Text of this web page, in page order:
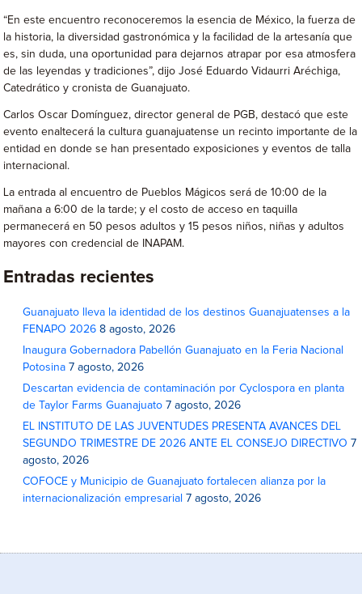
“En este encuentro reconoceremos la esencia de México, la fuerza de
la historia, la diversidad gastronómica y la facilidad de la artesanía que
es, sin duda, una oportunidad para dejarnos atrapar por esa atmosfera
de las leyendas y tradiciones”, dijo José Eduardo Vidaurri Aréchiga,
Catedrático y cronista de Guanajuato.
Carlos Oscar Domínguez, director general de PGB, destacó que este
evento enaltecerá la cultura guanajuatense un recinto importante de la
entidad en donde se han presentado exposiciones y eventos de talla
internacional.
La entrada al encuentro de Pueblos Mágicos será de 10:00 de la
mañana a 6:00 de la tarde; y el costo de acceso en taquilla
permanecerá en 50 pesos adultos y 15 pesos niños, niñas y adultos
mayores con credencial de INAPAM.
Entradas recientes
Guanajuato lleva la identidad de los destinos Guanajuatenses a la
FENAPO 2026 8 agosto, 2026
Inaugura Gobernadora Pabellón Guanajuato en la Feria Nacional
Potosina 7 agosto, 2026
Descartan evidencia de contaminación por Cyclospora en planta
de Taylor Farms Guanajuato 7 agosto, 2026
EL INSTITUTO DE LAS JUVENTUDES PRESENTA AVANCES DEL
SEGUNDO TRIMESTRE DE 2026 ANTE EL CONSEJO DIRECTIVO 7
agosto, 2026
COFOCE y Municipio de Guanajuato fortalecen alianza por la
internacionalización empresarial 7 agosto, 2026